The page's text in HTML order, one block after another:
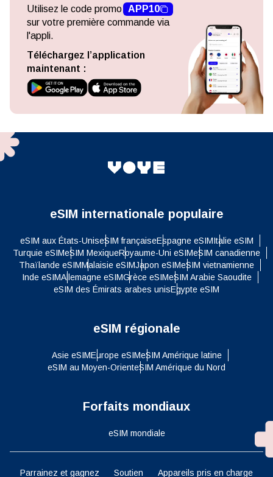
Utilisez le code promo APP10
sur votre première commande via
l'appli.
Téléchargez l’application
maintenant :
eSIM internationale populaire
eSIM aux États-UniseSIM françaiseEspagne eSIMItalie eSIM
Turquie eSIMeSIM MexiqueRoyaume-Uni eSIMeSIM canadienne
Thaïlande eSIMMalaisie eSIMJapon eSIMeSIM vietnamienne
Inde eSIMAllemagne eSIMGrèce eSIMeSIM Arabie Saoudite
eSIM des Émirats arabes unisEgypte eSIM
eSIM régionale
Asie eSIMEurope eSIMeSIM Amérique latine
eSIM au Moyen-OrienteSIM Amérique du Nord
Forfaits mondiaux
eSIM mondiale
Parrainez et gagnez Soutien Appareils pris en charge